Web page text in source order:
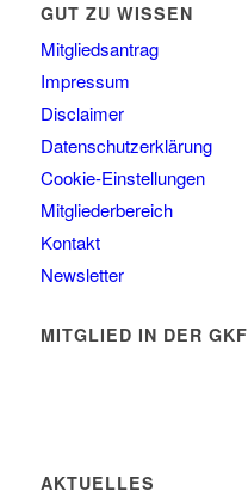
GUT ZU WISSEN
Mitgliedsantrag
Impressum
Disclaimer
Datenschutzerklärung
Cookie-Einstellungen
Mitgliederbereich
Kontakt
Newsletter
MITGLIED IN DER GKF
AKTUELLES